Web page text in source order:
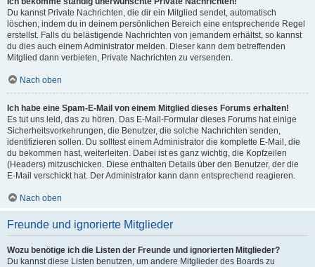
Du kannst Private Nachrichten, die dir ein Mitglied sendet, automatisch
löschen, indem du in deinem persönlichen Bereich eine entsprechende Regel
erstellst. Falls du belästigende Nachrichten von jemandem erhältst, so kannst
du dies auch einem Administrator melden. Dieser kann dem betreffenden
Mitglied dann verbieten, Private Nachrichten zu versenden.
Nach oben
Ich habe eine Spam-E-Mail von einem Mitglied dieses Forums erhalten!
Es tut uns leid, das zu hören. Das E-Mail-Formular dieses Forums hat einige
Sicherheitsvorkehrungen, die Benutzer, die solche Nachrichten senden,
identifizieren sollen. Du solltest einem Administrator die komplette E-Mail, die
du bekommen hast, weiterleiten. Dabei ist es ganz wichtig, die Kopfzeilen
(Headers) mitzuschicken. Diese enthalten Details über den Benutzer, der die
E-Mail verschickt hat. Der Administrator kann dann entsprechend reagieren.
Nach oben
Freunde und ignorierte Mitglieder
Wozu benötige ich die Listen der Freunde und ignorierten Mitglieder?
Du kannst diese Listen benutzen, um andere Mitglieder des Boards zu